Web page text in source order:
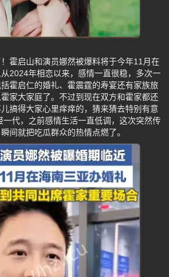
霍启山和演员娜然被爆料将于今年11月在
2024年相恋以来，感情一直很稳，多次一
霍启仁的婚礼、霍震霆的寿宴还有家族旅
家大家庭了。不过到现在双方和霍家都还
搞得大家心里痒痒的，猜来猜去特别有意
一代，之前感情生活一直低调，这次突然传
间就把吃瓜群众的热情点燃了。